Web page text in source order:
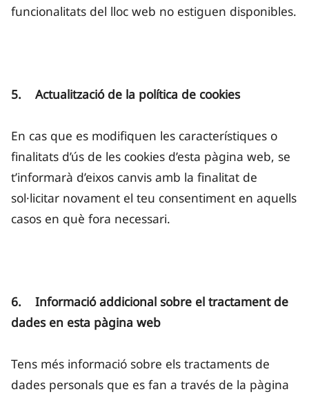
funcionalitats del lloc web no estiguen disponibles.
5. Actualització de la política de cookies
En cas que es modifiquen les característiques o
finalitats d’ús de les cookies d’esta pàgina web, se
t’informarà d’eixos canvis amb la finalitat de
sol·licitar novament el teu consentiment en aquells
casos en què fora necessari.
6. Informació addicional sobre el tractament de
dades en esta pàgina web
Tens més informació sobre els tractaments de
dades personals que es fan a través de la pàgina